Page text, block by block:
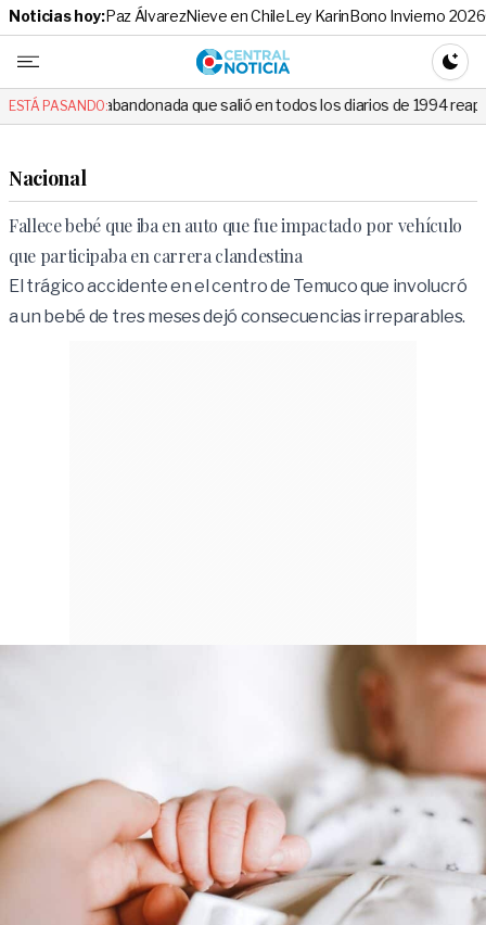
Noticias hoy:Paz ÁlvarezNieve en ChileLey KarinBono Invierno 2026
Central
ESTÁ PASANDO:que salió en todos los diarios de 1994 reapareció e hizo
Nacional
Fallece bebé que iba en auto que fue impactado por vehículo
que participaba en carrera clandestina
El trágico accidente en el centro de Temuco que involucró
a un bebé de tres meses dejó consecuencias irreparables.